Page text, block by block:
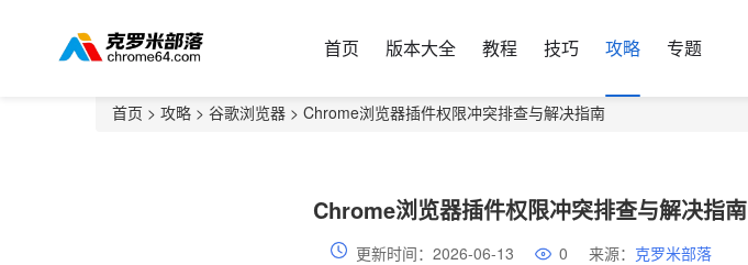
首页 版本大全 教程 技巧 攻略 专题
首页 > 攻略 > 谷歌浏览器 > Chrome浏览器插件权限冲突排查与解决指南
Chrome浏览器插件权限冲突排查与解决指南
更新时间：2026-06-13 0 来源： 克罗米部落